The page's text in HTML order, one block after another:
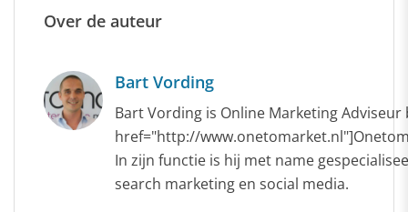
Over de auteur
Bart Vording
Bart Vording is Online Marketing Adviseur
href="http://
In zijn functie is hij met name
search marketing en social media.